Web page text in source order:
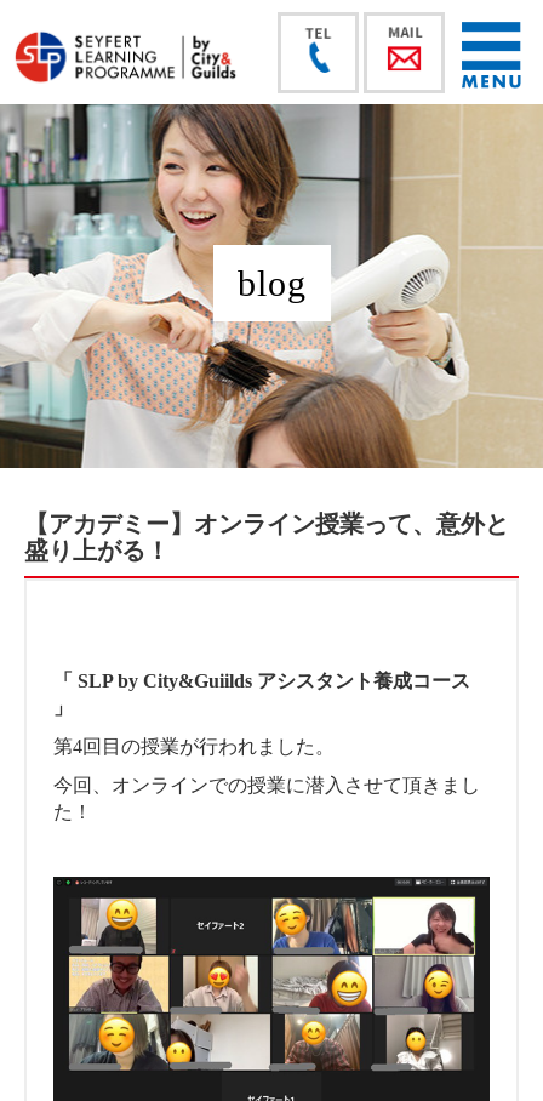
blog
【アカデミー】オンライン授業って、意外と
盛り上がる！
「 SLP by City&Guiilds アシスタント養成コース
」
第4回目の授業が行われました。
今回、オンラインでの授業に潜入させて頂きまし
た！